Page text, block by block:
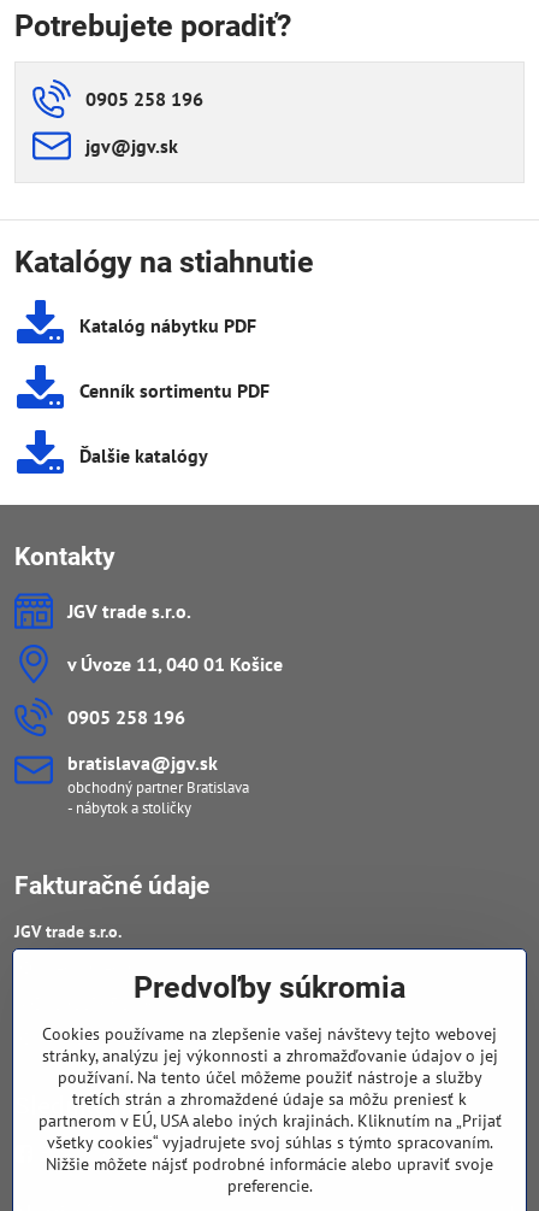
Potrebujete poradiť?
0905 258 196
jgv​@jgv​.sk
Katalógy na stiahnutie
Katalóg nábytku PDF
Cenník sortimentu PDF
Ďalšie katalógy
Kontakty
JGV trade s​.r​.o​.
v Úvoze 11, 040 01 Košice
0905 258 196
bratislava​@jgv​.sk
obchodný partner Bratislava
- nábytok a stoličky
Fakturačné údaje
JGV trade s​.r​.o​.
DIČ : 20223652906
IČ DPH : SK 2023652906
Sledujte naše novinky
Facebook
Predvoľby súkromia
Cookies používame na zlepšenie vašej návštevy tejto webovej
stránky, analýzu jej výkonnosti a zhromažďovanie údajov o jej
používaní. Na tento účel môžeme použiť nástroje a služby
tretích strán a zhromaždené údaje sa môžu preniesť k
partnerom v EÚ, USA alebo iných krajinách. Kliknutím na „Prijať
všetky cookies“ vyjadrujete svoj súhlas s týmto spracovaním.
Nižšie môžete nájsť podrobné informácie alebo upraviť svoje
preferencie.